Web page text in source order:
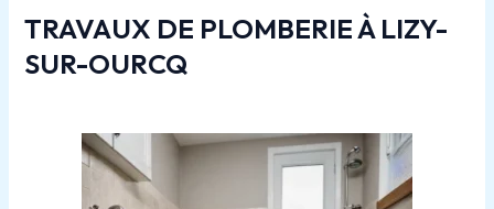
TRAVAUX DE PLOMBERIE À LIZY-
SUR-OURCQ